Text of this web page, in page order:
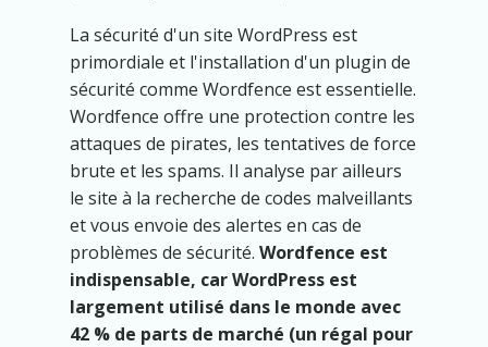
La sécurité d'un site WordPress est
primordiale et l'installation d'un plugin de
sécurité comme Wordfence est essentielle.
Wordfence offre une protection contre les
attaques de pirates, les tentatives de force
brute et les spams. Il analyse par ailleurs
le site à la recherche de codes malveillants
et vous envoie des alertes en cas de
problèmes de sécurité. Wordfence est
indispensable, car WordPress est
largement utilisé dans le monde avec
42 % de parts de marché (un régal pour